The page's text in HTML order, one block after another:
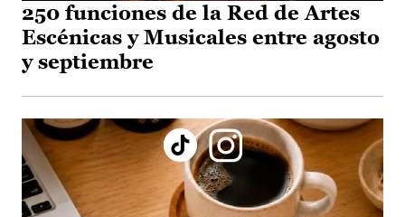
250 funciones de la Red de Artes
Escénicas y Musicales entre agosto
y septiembre